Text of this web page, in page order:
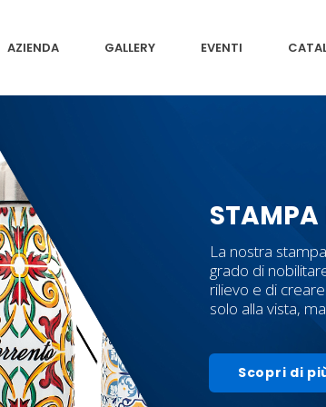
AZIENDA GALLERY EVENTI
STAMPA
Scopri di
La nostra
grado di
rilievo e di
solo alla vista,